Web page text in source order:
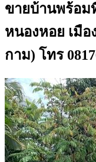
ขายบ้านพร้อม
หนองหอย เมือ
กาม) โทร